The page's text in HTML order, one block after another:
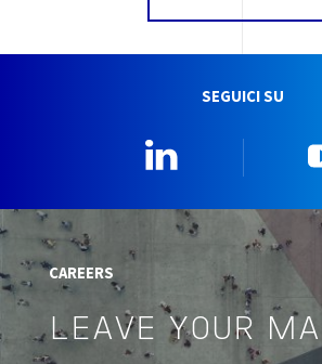
SEGUICI SU
CAREERS
LEAVE YOUR